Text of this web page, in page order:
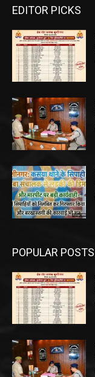
EDITOR PICKS
POPULAR POSTS